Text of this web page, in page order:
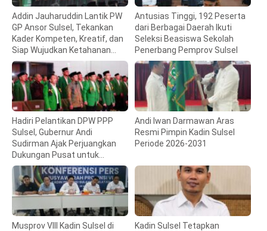
Addin Jauharuddin Lantik PW
GP Ansor Sulsel, Tekankan
Kader Kompeten, Kreatif, dan
Siap Wujudkan Ketahanan
Pangan
Antusias Tinggi, 192 Peserta
dari Berbagai Daerah Ikuti
Seleksi Beasiswa Sekolah
Penerbang Pemprov Sulsel
Hadiri Pelantikan DPW PPP
Sulsel, Gubernur Andi
Sudirman Ajak Perjuangkan
Dukungan Pusat untuk
Pembangunan Daerah
Andi Iwan Darmawan Aras
Resmi Pimpin Kadin Sulsel
Periode 2026-2031
Musprov VIII Kadin Sulsel di
Kadin Sulsel Tetapkan